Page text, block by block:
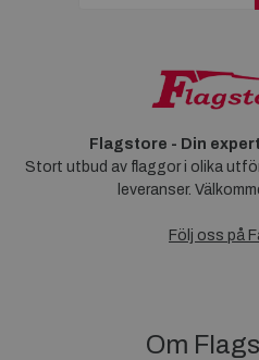
Flagstore - Din
Stort utbud av flaggor i olika
leveranser.
Följ oss på
Om